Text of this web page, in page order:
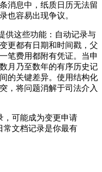
消息中，纸质日历无法留
也容易出现争议。
供这些功能：自动记录与
更都有日期和时间戳，父
笔费用都附有凭证。当申
月乃至数年的有序历史记
的关键差异。使用结构化
，将问题消解于司法介入
，可能成为变更申请
常文档记录是你最有